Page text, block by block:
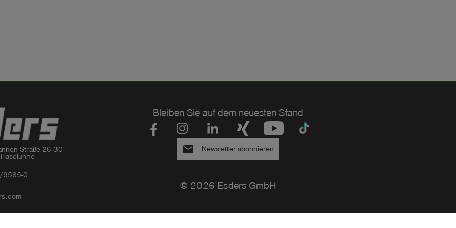
Straße 26-30
9565-0
Bleiben Sie auf dem neuesten Stand
email Newsletter abonnieren
© 2026 Esders GmbH